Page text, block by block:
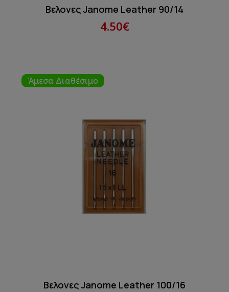
Βελονες Janome Leather 90/14
4.50€
Άμεσα Διαθέσιμο
Βελονες Janome Leather 100/16